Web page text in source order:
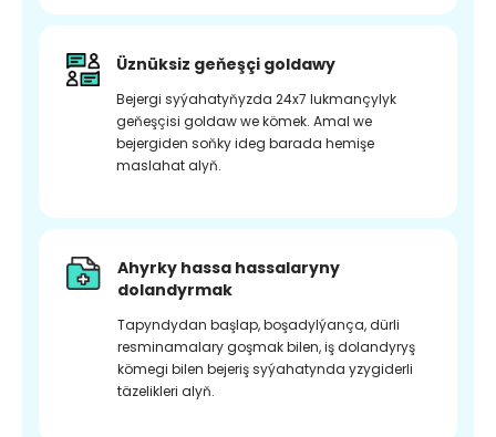
Üznüksiz geňeşçi goldawy
Bejergi syýahatyňyzda 24x7 lukmançylyk
geňeşçisi goldaw we kömek. Amal we
bejergiden soňky ideg barada hemişe
maslahat alyň.
Ahyrky hassa hassalaryny
dolandyrmak
Tapyndydan başlap, boşadylýança, dürli
resminamalary goşmak bilen, iş dolandyryş
kömegi bilen bejeriş syýahatynda yzygiderli
täzelikleri alyň.